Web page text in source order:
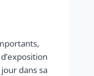
dans sa